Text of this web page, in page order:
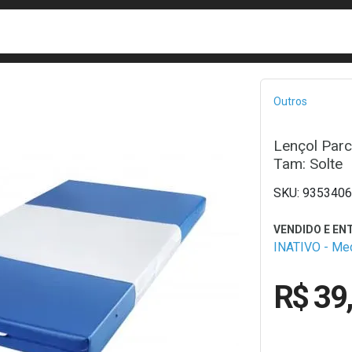
Outros
Lençol
Tam: Solte
INATIVO -
R$